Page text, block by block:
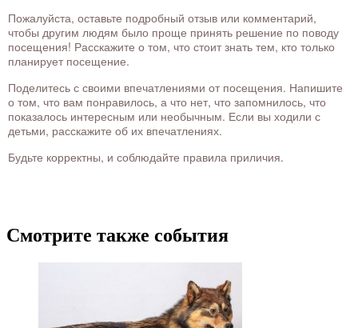
Пожалуйста, оставьте подробный отзыв или комментарий,
чтобы другим людям было проще принять решение по поводу
посещения! Расскажите о том, что стоит знать тем, кто только
планирует посещение.
Поделитесь с своими впечатлениями от посещения. Напишите
о том, что вам понравилось, а что нет, что запомнилось, что
показалось интересным или необычным. Если вы ходили с
детьми, расскажите об их впечатлениях.
Будьте корректны, и соблюдайте правила приличия.
Смотрите также события